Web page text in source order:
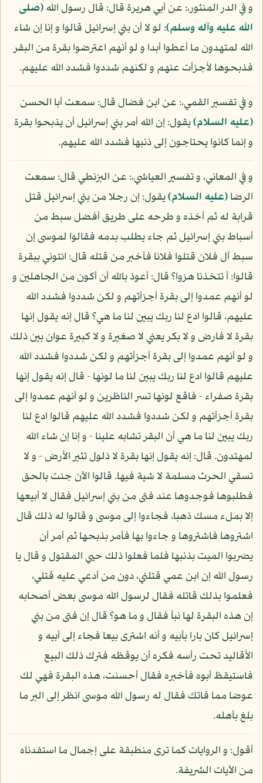
و في الدر المنثور،: عن أبي هريرة قال: قال رسول الله(صلى
الله عليه وآله وسلم): لو لا أن بني إسرائيل قالوا و إنا إن شاء
الله لمتهدون ما أعطوا أبدا و لو أنهم اعترضوا بقرة من البقر
فذبحوها لأجزأت عنهم و لكنهم شددوا فشدد الله عليهم.
و في تفسير القمي،: عن ابن فضال قال: سمعت أبا الحسن
(عليه السلام)يقول: إن الله أمر بني إسرائيل أن يذبحوا بقرة
و إنما كانوا يحتاجون إلى ذنبها فشدد الله عليهم.
و في المعاني، و تفسير العياشي،: عن البزنطي قال: سمعت
الرضا(عليه السلام)يقول: إن رجلا من بني إسرائيل قتل
قرابة له ثم أخذه و طرحه على طريق أفضل سبط من
أسباط بني إسرائيل ثم جاء يطلب بدمه فقالوا لموسى إن
سبط آل فلان قتلوا فلانا فأخبر من قتله قال: ائتوني ببقرة
قالوا: أ تتخذنا هزوا؟ قال: أعوذ بالله أن أكون من الجاهلين و
لو أنهم عمدوا إلى بقرة أجزأتهم و لكن شددوا فشدد الله
عليهم، قالوا ادع لنا ربك يبين لنا ما هي؟ قال إنه يقول إنها
بقرة لا فارض و لا بكر يعني لا صغيرة و لا كبيرة عوان بين ذلك
و لو أنهم عمدوا إلى بقرة أجزأتهم و لكن شددوا فشدد الله
عليهم قالوا ادع لنا ربك يبين لنا ما لونها - قال إنه يقول إنها
بقرة صفراء - فاقع لونها تسر الناظرين و لو أنهم عمدوا إلى
بقرة أجزأتهم و لكن شددوا فشدد الله عليهم قالوا ادع لنا
ربك يبين لنا ما هي أن البقر تشابه علينا - و إنا إن شاء الله
لمهتدون. قال: إنه يقول إنها بقرة لا ذلول تثير الأرض - و لا
تسقي الحرث مسلمة لا شية فيها. قالوا الآن جئت بالحق
فطلبوها فوجدوها عند فتى من بني إسرائيل فقال لا أبيعها
إلا بملء مسك ذهبا، فجاءوا إلى موسى و قالوا له ذلك قال
اشتروها فاشتروها و جاءوا بها فأمر بذبحها ثم أمر أن
يضربوا الميت بذنبها فلما فعلوا ذلك حيي المقتول و قال يا
رسول الله إن ابن عمي قتلني، دون من أدعي عليه قتلي،
فعلموا بذلك قاتله فقال لرسول الله موسى بعض أصحابه
إن هذه البقرة لها نبأ فقال و ما هو؟ قال إن فتى من بني
إسرائيل كان بارا بأبيه و أنه اشترى بيعا فجاء إلى أبيه و
الأقاليد تحت رأسه فكره أن يوقظه فترك ذلك البيع
فاستيقظ أبوه فأخبره فقال أحسنت، هذه البقرة فهي لك
عوضا مما فاتك فقال له رسول الله موسى انظر إلى البر ما
بلغ بأهله.
أقول: و الروايات كما ترى منطبقة على إجمال ما استفدناه
من الآيات الشريفة.